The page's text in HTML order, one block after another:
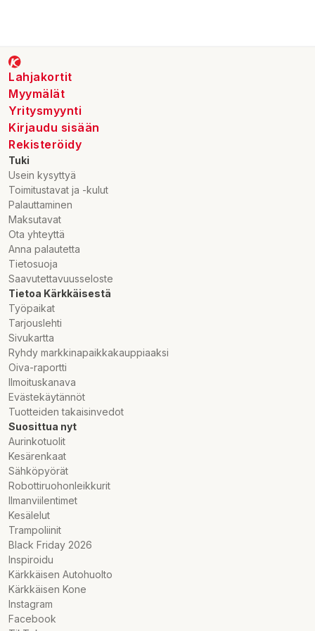
Lahjakortit
Myymälät
Yritysmyynti
Kirjaudu sisään
Rekisteröidy
Tuki
Usein kysyttyä
Toimitustavat ja -kulut
Palauttaminen
Maksutavat
Ota yhteyttä
Anna palautetta
Tietosuoja
Saavutettavuusseloste
Tietoa Kärkkäisestä
Työpaikat
Tarjouslehti
Sivukartta
Ryhdy markkinapaikkakauppiaaksi
Oiva-raportti
Ilmoituskanava
Evästekäytännöt
Tuotteiden takaisinvedot
Suosittua nyt
Aurinkotuolit
Kesärenkaat
Sähköpyörät
Robottiruohonleikkurit
Ilmanviilentimet
Kesälelut
Trampoliinit
Black Friday 2026
Inspiroidu
Kärkkäisen Autohuolto
Kärkkäisen Kone
Instagram
Facebook